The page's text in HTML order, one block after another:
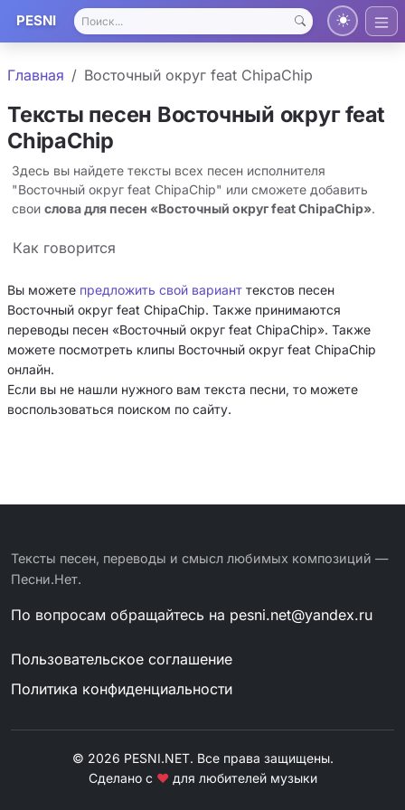
PESNI
Главная Восточный округ feat ChipaChip
Тексты песен Восточный округ feat
ChipaChip
Здесь вы найдете тексты всех песен исполнителя
"Восточный округ feat ChipaChip" или сможете добавить
свои слова для песен «Восточный округ feat ChipaChip».
Как говорится
Вы можете предложить свой вариант текстов песен
Восточный округ feat ChipaChip. Также принимаются
переводы песен «Восточный округ feat ChipaChip». Также
можете посмотреть клипы Восточный округ feat ChipaChip
онлайн.
Если вы не нашли нужного вам текста песни, то можете
воспользоваться поиском по сайту.
Тексты песен, переводы и смысл любимых композиций —
Песни.Нет.
По вопросам обращайтесь на pesni.net@yandex.ru
Пользовательское соглашение
Политика конфиденциальности
© 2026 PESNI.NET. Все права защищены.
Сделано с ❤ для любителей музыки